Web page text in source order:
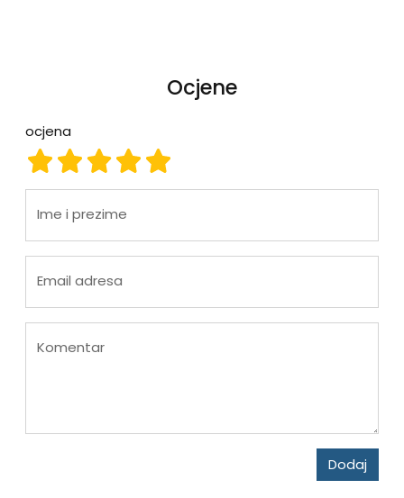
Ocjene
ocjena
ocjena 5
ocjena 4
ocjena 3
ocjena 2
ocjena 1
Ime i prezime
Email adresa
Komentar
Dodaj